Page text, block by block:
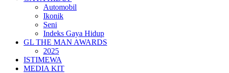
Automobil
Ikonik
Seni
Indeks Gaya Hidup
GL THE MAN AWARDS
2025
ISTIMEWA
MEDIA KIT